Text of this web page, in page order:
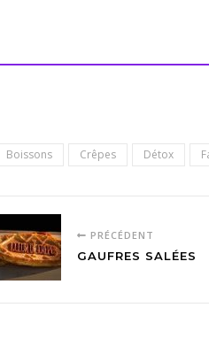
Boissons Crêpes Détox
PRÉCÉDENT
GAUFRES SALÉES